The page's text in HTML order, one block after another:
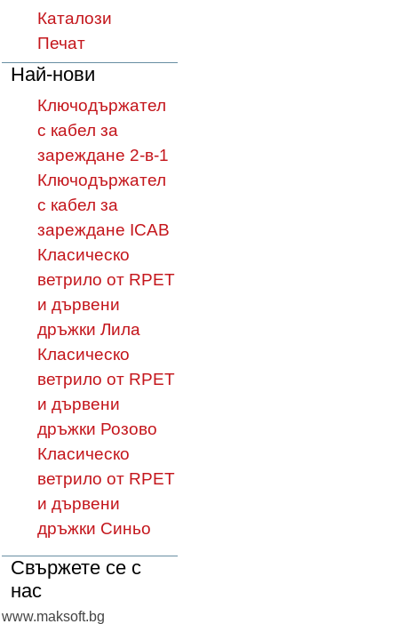
Каталози
Печат
Най-нови
Ключодържател
с кабел за
зареждане 2-в-1
Ключодържател
с кабел за
зареждане ICAB
Класическо
ветрило от RPET
и дървени
дръжки Лила
Класическо
ветрило от RPET
и дървени
дръжки Розово
Класическо
ветрило от RPET
и дървени
дръжки Синьо
Свържете се с
нас
www.maksoft.bg